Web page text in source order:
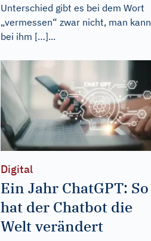
Unterschied gibt es bei dem Wort
„vermessen“ zwar nicht, man kann
bei ihm […]...
Digital
Ein Jahr ChatGPT: So
hat der Chatbot die
Welt verändert